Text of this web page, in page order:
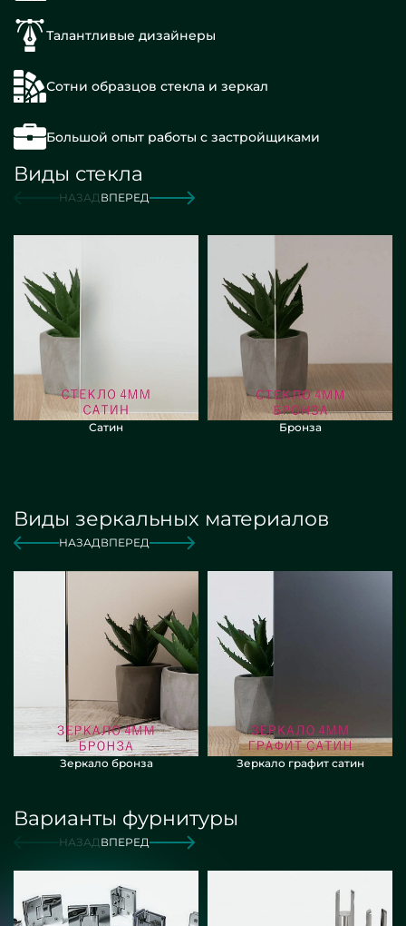
Талантливые дизайнеры
Сотни образцов стекла и зеркал
Большой опыт работы с застройщиками
Виды стекла
НАЗАДВПЕРЕД
Сатин Бронза
Виды зеркальных материалов
НАЗАДВПЕРЕД
Зеркало бронза Зеркало графит сатин
Варианты фурнитуры
НАЗАДВПЕРЕД